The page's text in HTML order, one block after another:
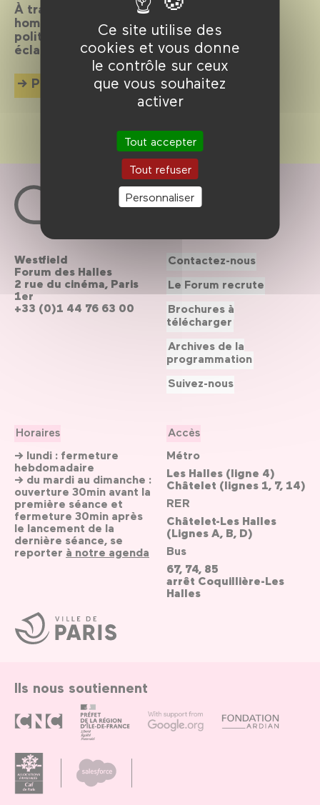
Ce site utilise des
cookies et vous donne
le contrôle sur ceux
que vous souhaitez
activer
Tout accepter
Tout refuser
Personnaliser
À travers 5 chapitres, le monde vu par un
homme plagiant par anticipation l’agitation
politique, les bifurcations sociétales et les
éclats de beauté de notre époque.
Plus d'info
Ville
de
Paris
Westfield
Forum des Halles
2 rue du cinéma, Paris
1er
+33 (0)1 44 76 63 00
Horaires
→ lundi : fermeture
hebdomadaire
→ du mardi au dimanche :
ouverture 30min avant la
première séance et
fermeture 30min après
le lancement de la
dernière séance, se
reporter à notre agenda
Accès
Métro
Les Halles (ligne 4)
Châtelet (lignes 1, 7, 14)
RER
Châtelet-Les Halles
(Lignes A, B, D)
Bus
67, 74, 85
arrêt Coquillière-Les
Halles
Contactez-nous
Le Forum recrute
Brochures à
télécharger
Archives de la
programmation
Suivez-nous
Ils nous soutiennent